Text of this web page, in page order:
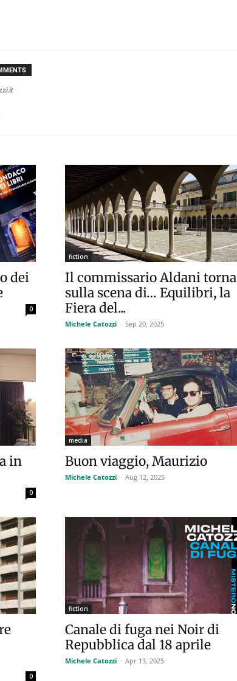
dei
0
fiction
Il commissario Aldani torna
sulla scena di… Equilibri, la
Fiera del...
Michele Catozzi - Sep 20, 2025
in
0
media
Buon viaggio, Maurizio
Michele Catozzi - Aug 12, 2025
0
fiction
Canale di fuga nei Noir di
Repubblica dal 18 aprile
Michele Catozzi - Apr 13, 2025